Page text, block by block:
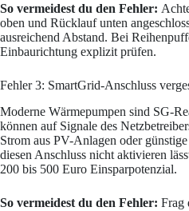
So vermeidest du den Fehler:
oben und Rücklauf unten
ausreichend Abstand. Bei
Einbaurichtung explizit prüfen.
Fehler 3: SmartGrid-Anschluss
Moderne Wärmepumpen sind SG-
können auf Signale des
Strom aus PV-Anlagen oder
diesen Anschluss nicht aktivieren
200 bis 500 Euro Einsparpotenzial.
So vermeidest du den Fehler: Frag